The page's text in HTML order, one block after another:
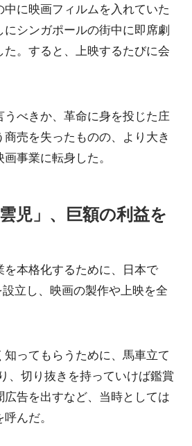
に映画フィルムを入れていた
にシンガポールの街中に即席劇
。すると、上映するたびに会
べきか、革命に身を投じた庄
売を失ったものの、より大き
事業に転身した。
児」、巨額の利益を
本格化するために、日本で
設立し、映画の製作や上映を全
ってもらうために、馬車立て
、切り抜きを持っていけば鑑賞
告を出すなど、当時としては
んだ。